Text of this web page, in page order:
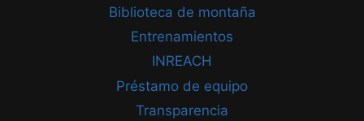
Biblioteca de montaña
Entrenamientos
INREACH
Préstamo de equipo
Transparencia